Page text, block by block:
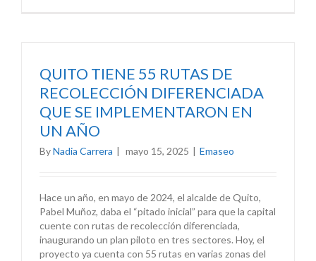
QUITO TIENE 55 RUTAS DE
RECOLECCIÓN DIFERENCIADA
QUE SE IMPLEMENTARON EN
UN AÑO
ByNadia Carrera | mayo 15, 2025 | Emaseo
Hace un año, en mayo de 2024, el alcalde de Quito,
Pabel Muñoz, daba el “pitado inicial” para que la capital
cuente con rutas de recolección diferenciada,
inaugurando un plan piloto en tres sectores. Hoy, el
proyecto ya cuenta con 55 rutas en varias zonas del